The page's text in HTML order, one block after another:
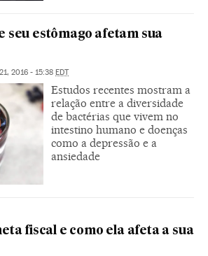
seu estômago afetam sua
2016 - 15:38 EDT
Estudos recentes mostram a
relação entre a diversidade
de bactérias que vivem no
intestino humano e doenças
como a depressão e a
ansiedade
fiscal e como ela afeta a sua